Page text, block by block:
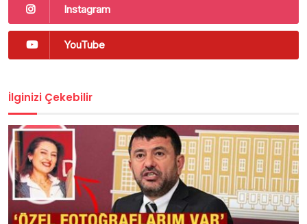
Instagram
YouTube
İlginizi Çekebilir